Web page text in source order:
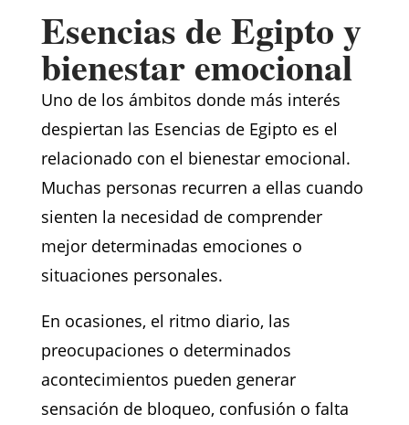
Esencias de Egipto y
bienestar emocional
Uno de los ámbitos donde más interés
despiertan las Esencias de Egipto es el
relacionado con el bienestar emocional.
Muchas personas recurren a ellas cuando
sienten la necesidad de comprender
mejor determinadas emociones o
situaciones personales.
En ocasiones, el ritmo diario, las
preocupaciones o determinados
acontecimientos pueden generar
sensación de bloqueo, confusión o falta